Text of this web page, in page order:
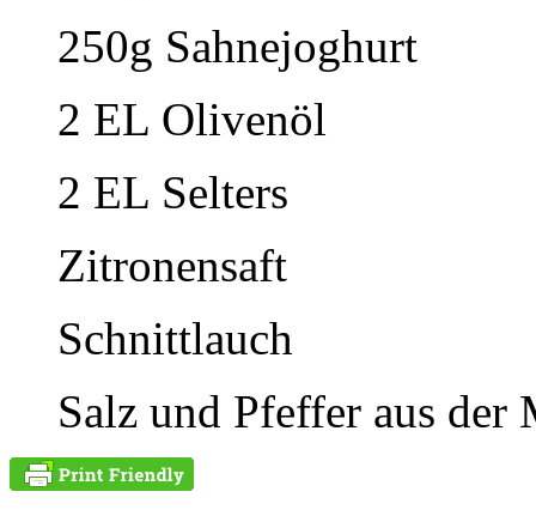
250g Sahnejoghurt
2 EL Olivenöl
2 EL Selters
Zitronensaft
Schnittlauch
Salz und Pfeffer aus der